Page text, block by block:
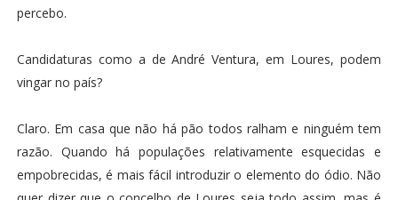
percebo.
Candidaturas como a de André Ventura, em Loures, podem
vingar no país?
Claro. Em casa que não há pão todos ralham e ninguém tem
razão. Quando há populações relativamente esquecidas e
empobrecidas, é mais fácil introduzir o elemento do ódio. Não